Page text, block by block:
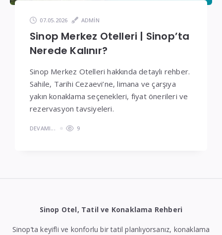
07.05.2026 ADMIN
Sinop Merkez Otelleri | Sinop’ta
Nerede Kalınır?
Sinop Merkez Otelleri hakkında detaylı rehber.
Sahile, Tarihi Cezaevi’ne, limana ve çarşıya
yakın konaklama seçenekleri, fiyat önerileri ve
rezervasyon tavsiyeleri.
DEVAMI... 9
Sinop Otel, Tatil ve Konaklama Rehberi
Sinop’ta keyifli ve konforlu bir tatil planlıyorsanız, konaklama